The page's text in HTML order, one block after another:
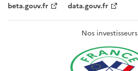
beta.gouv.fr
data.gouv.fr
Nos investisseurs